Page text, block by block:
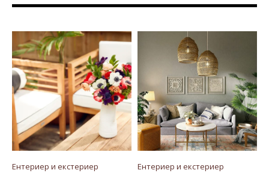
Ентериер и екстериер Ентериер и екстериер